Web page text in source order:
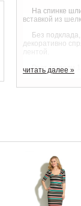
На спинке
вставкой из
Без
декоративно
лентой.
Рост модели
читать далее »